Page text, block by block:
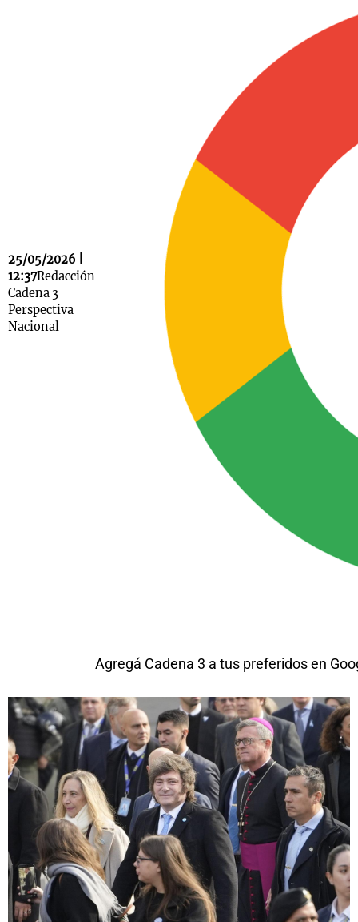
25/05/2026 |
12:37Redacción
Cadena 3
Perspectiva
Nacional
Agregá Cadena 3 a tus preferidos en
Mundial 2026
La Sole en
Cadena 3